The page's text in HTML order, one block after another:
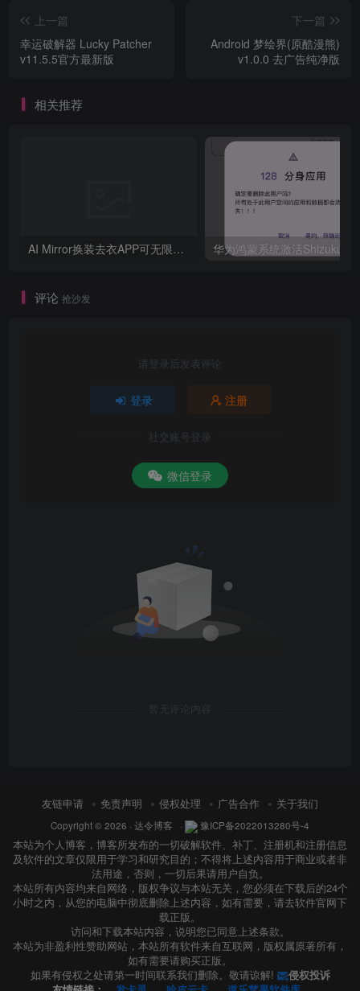
上一篇
幸运破解器 Lucky Patcher
v11.5.5官方最新版
下一篇
Android 梦绘界(原酷漫熊)
v1.0.0 去广告纯净版
相关推荐
AI Mirror换装去衣APP可无限白嫖！
评论 抢沙发
请登录后发表评论
登录 注册
社交账号登录
微信登录
暂无评论内容
友链申请 免责声明 侵权处理 广告合作 关于我们
Copyright © 2026 · 达令博客 · 豫ICP备2022013280号-4
本站为个人博客，博客所发布的一切破解软件、补丁、注册机和注册信息
及软件的文章仅限用于学习和研究目的；不得将上述内容用于商业或者非
法用途，否则，一切后果请用户自负。
本站所有内容均来自网络，版权争议与本站无关，您必须在下载后的24个
小时之内，从您的电脑中彻底删除上述内容，如有需要，请去软件官网下
载正版。
访问和下载本站内容，说明您已同意上述条款。
本站为非盈利性赞助网站，本站所有软件来自互联网，版权属原著所有，
如有需要请购买正版。
如果有侵权之处请第一时间联系我们删除。敬请谅解!
侵权投诉